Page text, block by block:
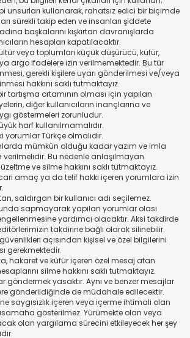
unsurları kullanarak, rahatsız edici bir biçimde
sürekli takip eden ve insanları şiddete
başkalarını kışkırtan davranışlarda
hesapları kapatılacaktır.
veya toplumları küçük düşürücü, küfür,
argo ifadelere izin verilmemektedir. Bu tür
gerekli kişilere uyarı gönderilmesi ve/veya
hakkını saklı tutmaktayız.
tartışma ortamının olması için yapılan
diğer kullanıcıların inançlarına ve
göstermeleri zorunludur.
harf kullanılmamalıdır.
yorumlar Türkçe olmalıdır.
mümkün olduğu kadar yazım ve imla
Bu nedenle anlaşılmayan
ve silme hakkını saklı tutmaktayız.
amaç ya da telif hakkı içeren yorumlara izin
saldırgan bir kullanıcı adı seçilemez.
sapmayarak yapılan yorumlar olası
yardımcı olacaktır. Aksi takdirde
takdirine bağlı olarak silinebilir.
açısından kişisel ve özel bilgilerini
gerekmektedir.
hakaret ve küfür içeren özel mesaj atan
silme hakkını saklı tutmaktayız.
göndermek yasaktır. Aynı ve benzer mesajlar
gönderildiğinde de müdahale edilecektir.
saygısızlık içeren veya içerme ihtimali olan
gösterilmez. Yürümekte olan veya
olan yargılama sürecini etkileyecek her şey